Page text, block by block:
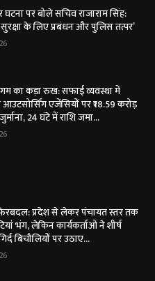
पर बोले सचिव राजाराम सिंह:
के लिए प्रबंधन और पुलिस तत्पर’
का कड़ा रुख: सफाई व्यवस्था में
आउटसोर्सिंग एजेंसियों पर ₹18.59 करोड़
24 घंटे में राशि जमा...
प्रदेश से लेकर पंचायत स्तर तक
भंग, लेकिन कार्यकर्ताओं ने शीर्ष
बिचौलियों पर उठाए...